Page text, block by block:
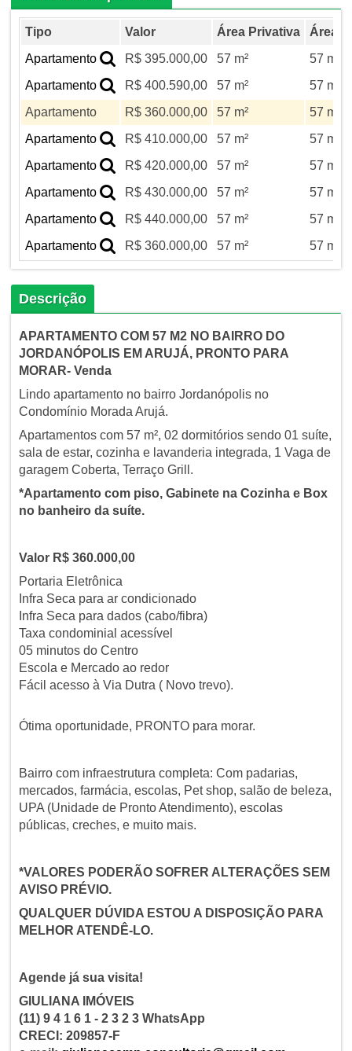
Tipo Valor Área Privativa
Área
Apartamento
R$ 395.000,00 57 m²
57 m²
Apartamento
R$ 400.590,00 57 m²
57 m²
Apartamento
R$ 360.000,00 57 m²
57 m²
Apartamento
R$ 410.000,00 57 m²
57 m²
Apartamento
R$ 420.000,00 57 m²
57 m²
Apartamento
R$ 430.000,00 57 m²
57 m²
Apartamento
R$ 440.000,00 57 m²
57 m²
Apartamento
R$ 360.000,00 57 m² 57 m²
Descrição
APARTAMENTO COM 57 M2 NO BAIRRO DO
JORDANÓPOLIS EM ARUJÁ, PRONTO PARA
MORAR- Venda
Lindo apartamento no bairro Jordanópolis no
Condomínio Morada Arujá.
Apartamentos com 57 m², 02 dormitórios sendo 01 suíte,
sala de estar, cozinha e lavanderia integrada, 1 Vaga de
garagem Coberta, Terraço Grill.
*Apartamento com piso, Gabinete na Cozinha e Box
no banheiro da suíte.
Valor R$ 360.000,00
Portaria Eletrônica
Infra Seca para ar condicionado
Infra Seca para dados (cabo/fibra)
Taxa condominial acessível
05 minutos do Centro
Escola e Mercado ao redor
Fácil acesso à Via Dutra ( Novo trevo).
Ótima oportunidade, PRONTO para morar.
Bairro com infraestrutura completa: Com padarias,
mercados, farmácia, escolas, Pet shop, salão de beleza,
UPA (Unidade de Pronto Atendimento), escolas
públicas, creches, e muito mais.
*VALORES PODERÃO SOFRER ALTERAÇÕES SEM
AVISO PRÉVIO.
QUALQUER DÚVIDA ESTOU A DISPOSIÇÃO PARA
MELHOR ATENDÊ-LO.
Agende já sua visita!
GIULIANA IMÓVEIS
(11) 9 4 1 6 1 - 2 3 2 3 WhatsApp
CRECI: 209857-F